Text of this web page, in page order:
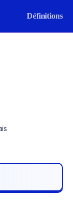
Définitions